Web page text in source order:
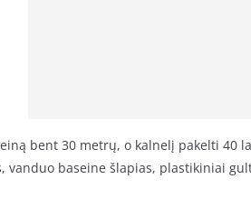
bent 30 metrų, o kalnelį pakelti 40
vanduo baseine šlapias, plastikiniai